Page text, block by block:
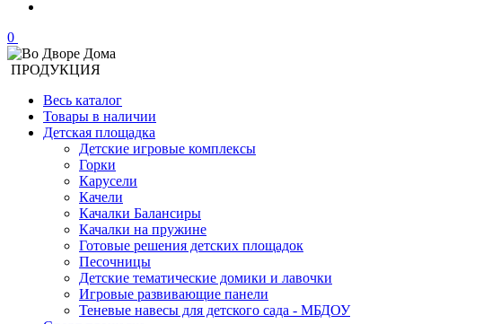
0
ПРОДУКЦИЯ
Весь каталог
Товары в наличии
Детская площадка
Детские игровые комплексы
Горки
Карусели
Качели
Качалки Балансиры
Качалки на пружине
Готовые решения детских площадок
Песочницы
Детские тематические домики и лавочки
Игровые развивающие панели
Теневые навесы для детского сада - МБДОУ